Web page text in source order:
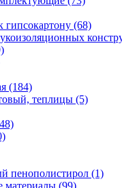
(68)
(184)
теплицы (5)
пенополистирол (1)
материалы (99)